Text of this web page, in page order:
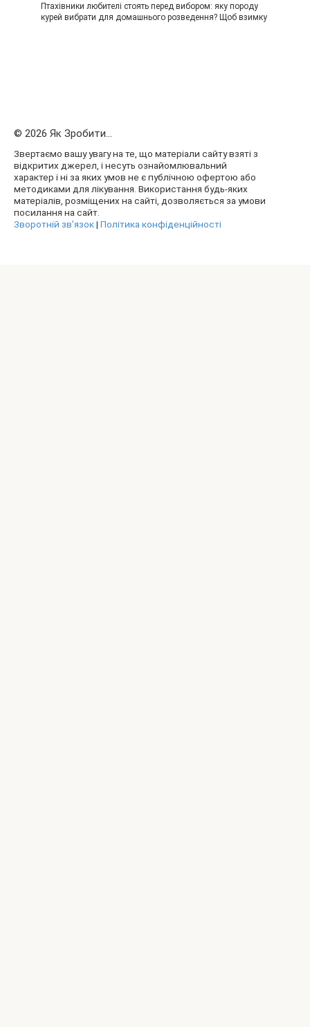
Птахівники любителі стоять перед вибором: яку породу
курей вибрати для домашнього розведення? Щоб взимку
© 2026 Як Зробити...
Звертаємо вашу увагу на те, що матеріали сайту взяті з
відкритих джерел, і несуть ознайомлювальний
характер і ні за яких умов не є публічною офертою або
методиками для лікування. Використання будь-яких
матеріалів, розміщених на сайті, дозволяється за умови
посилання на сайт.
Зворотній зв’язок| Політика конфіденційності